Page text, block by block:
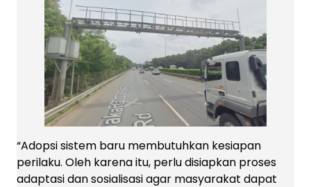
“Adopsi sistem baru membutuhkan kesiapan
perilaku. Oleh karena itu, perlu disiapkan proses
adaptasi dan sosialisasi agar masyarakat dapat